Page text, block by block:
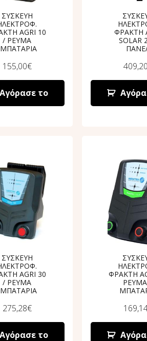
ΣΥΣΚΕΥΗ
AGRI 10
/ ΡΕΥΜΑ
155,00€
το
ΦΡΑΚΤΗ
SOLAR
409,20
ΣΥΣΚΕΥΗ
AGRI 30
/ ΡΕΥΜΑ
275,28€
το
ΦΡΑΚΤΗ